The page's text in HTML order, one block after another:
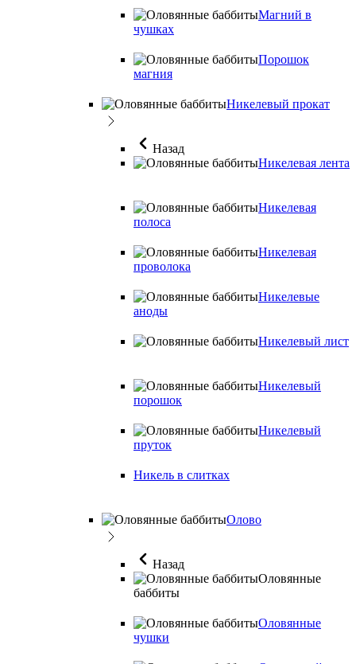
Магний в
чушках
Порошок
магния
Никелевый прокат
Назад
Никелевая лента
Никелевая
полоса
Никелевая
проволока
Никелевые
аноды
Никелевый лист
Никелевый
порошок
Никелевый
пруток
Никель в слитках
Олово
Назад
Оловянные
баббиты
Оловянные
чушки